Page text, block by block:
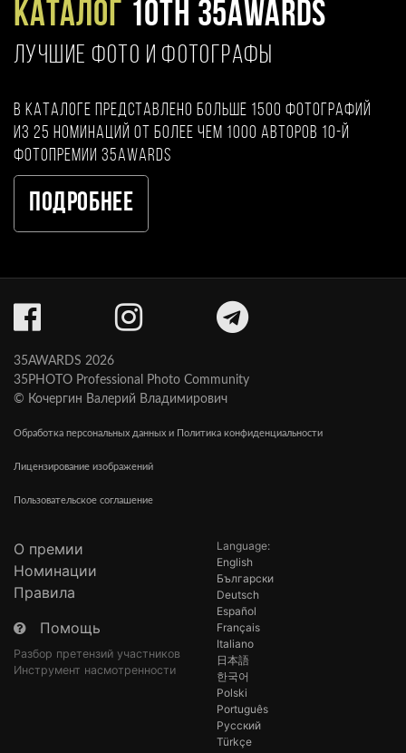
Каталог 10TH 35AWARDS
ЛУЧШИЕ ФОТО И ФОТОГРАФЫ
В каталоге представлено больше 1500 фотографий
из 25 номинаций от более чем 1000 авторов 10-й
фотопремии 35AWARDS
Подробнее
35AWARDS 2026
35PHOTO Professional Photo Community
© Кочергин Валерий Владимирович
Обработка персональных данных и Политика конфиденциальности
Лицензирование изображений
Пользовательское соглашение
О премии
Номинации
Правила
Помощь
Разбор претензий участников
Инструмент насмотренности
Language:
English
Български
Deutsch
Español
Français
Italiano
日本語
한국어
Polski
Português
Русский
Türkçe